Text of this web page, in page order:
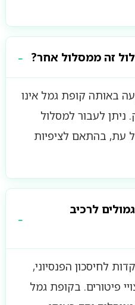
זה ממסלול אחר?
באותה קופת גמל אינו
ניתן לעבור למסלול
עת, בהתאם לציפיות
לרכיב
לחיסכון הפנסיוני,
פיטורים. בקופת גמל